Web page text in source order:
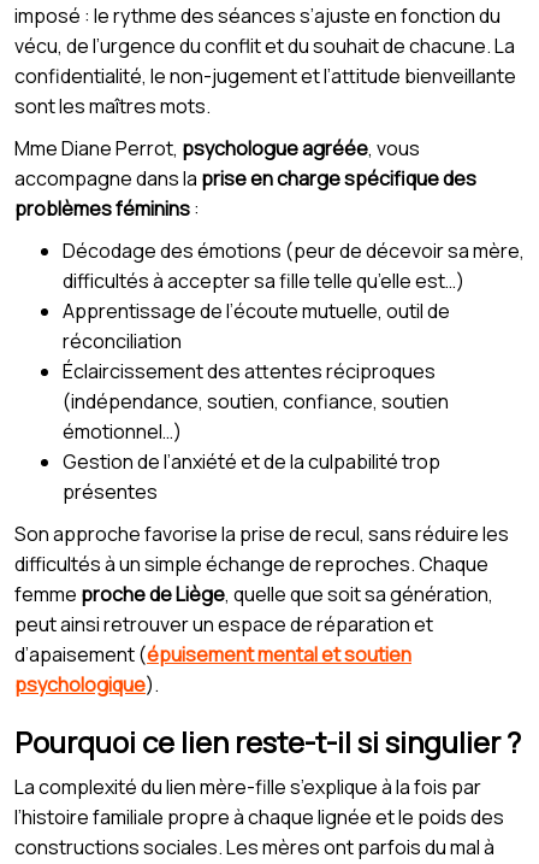
imposé : le rythme des séances s’ajuste en fonction du
vécu, de l’urgence du conflit et du souhait de chacune. La
confidentialité, le non-jugement et l’attitude bienveillante
sont les maîtres mots.
Mme Diane Perrot, psychologue agréée, vous
accompagne dans la prise en charge spécifique des
problèmes féminins:
Décodage des émotions (peur de décevoir sa mère,
difficultés à accepter sa fille telle qu’elle est…)
Apprentissage de l’écoute mutuelle, outil de
réconciliation
Éclaircissement des attentes réciproques
(indépendance, soutien, confiance, soutien
émotionnel…)
Gestion de l’anxiété et de la culpabilité trop
présentes
Son approche favorise la prise de recul, sans réduire les
difficultés à un simple échange de reproches. Chaque
femme proche de Liège, quelle que soit sa génération,
peut ainsi retrouver un espace de réparation et
d’apaisement (épuisement mental et soutien
psychologique).
Pourquoi ce lien reste-t-il si singulier ?
La complexité du lien mère-fille s’explique à la fois par
l’histoire familiale propre à chaque lignée et le poids des
constructions sociales. Les mères ont parfois du mal à